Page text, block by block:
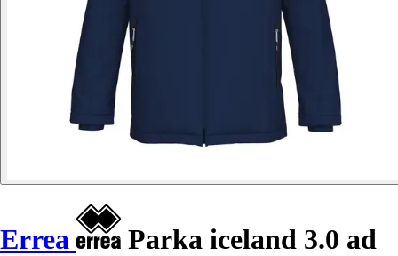
Errea Parka iceland 3.0 ad